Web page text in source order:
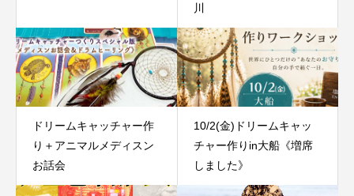
川
ドリームキャッチャー作
り＋アニマルメディスン
お話会
10/2(金)ドリームキャッ
チャー作りin大船《増席
しました》